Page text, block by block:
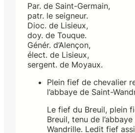
Par. de Saint-Germain,
patr. le seigneur.
Dioc. de Lisieux,
doy. de Touque.
Génér. d’Alençon,
élect. de Lisieux,
sergent. de Moyaux.
Plein fief de chevalier
l’abbaye de Saint-
Le fief du Breuil, plein
Breuil, tenu de
Wandrille. Ledit fief